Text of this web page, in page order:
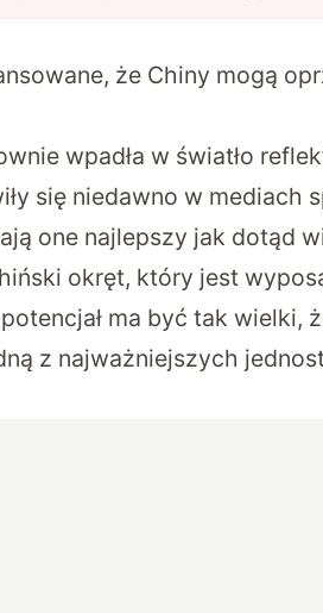
że Chiny mogą
wpadła w światło
się niedawno w mediach
one najlepszy jak dotąd
okręt, który jest
ma być tak wielki,
z najważniejszych